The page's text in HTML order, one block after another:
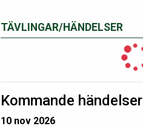
TÄVLINGAR/HÄNDELSER
Kommande händelser
10 nov 2026